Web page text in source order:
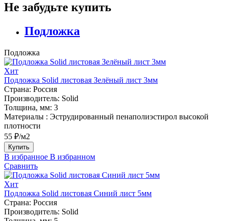
Не забудьте купить
Подложка
Подложка
Хит
Подложка Solid листовая Зелёный лист 3мм
Страна: Россия
Производитель: Solid
Толщина, мм: 3
Материалы : Эструдированный пенаполиэстирол высокой
плотности
55 ₽/м2
Купить
В избранное В избранном
Сравнить
Хит
Подложка Solid листовая Синий лист 5мм
Страна: Россия
Производитель: Solid